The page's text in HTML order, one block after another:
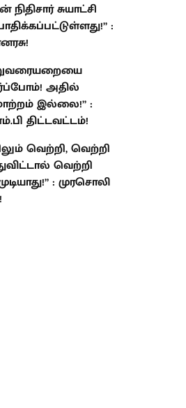
சுயாட்சி
:
அதில்
இல்லை!” :
திட்டவட்டம்!
வெற்றி, வெற்றி
வெற்றி
: முரசொலி